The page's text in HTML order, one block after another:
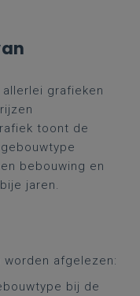
grafieken
toont de
bebouwing en
jaren.
afgelezen:
bij de